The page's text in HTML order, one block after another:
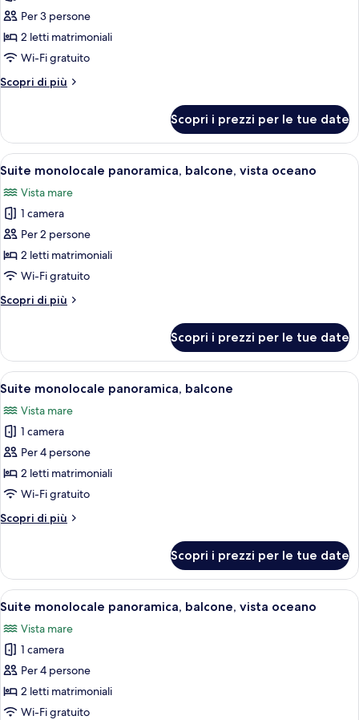
per
Suite
monolocale
balcone,
Per 3 persone
2 letti matrimoniali
Wi-Fi gratuito
Scopri di più
Altri
monolocale
panoramica,
balcone,
oceano
Scopri i prezzi per le tue date
Apri
tutte
le
foto
per
Suite
monolocale
balcone,
Camera d'albergo con due letti, una
19
Suite monolocale panoramica, balcone, vista oceano
Vista mare
1 camera
Per 2 persone
2 letti matrimoniali
Wi-Fi gratuito
Scopri di più
Altri
monolocale
panoramica,
balcone,
oceano
Scopri i prezzi per le tue date
Apri
tutte
le
foto
per
Suite
monolocale
balcone
Camera d'albergo con due letti, una
19
Suite monolocale panoramica, balcone
Vista mare
1 camera
Per 4 persone
2 letti matrimoniali
Wi-Fi gratuito
Scopri di più
Altri
monolocale
panoramica,
balcone
Scopri i prezzi per le tue date
Apri
tutte
le
foto
per
Suite
monolocale
Camera d'albergo con due letti, una
19
Suite monolocale panoramica, balcone, vista oceano
Vista mare
1 camera
Per 4 persone
2 letti matrimoniali
Wi-Fi gratuito